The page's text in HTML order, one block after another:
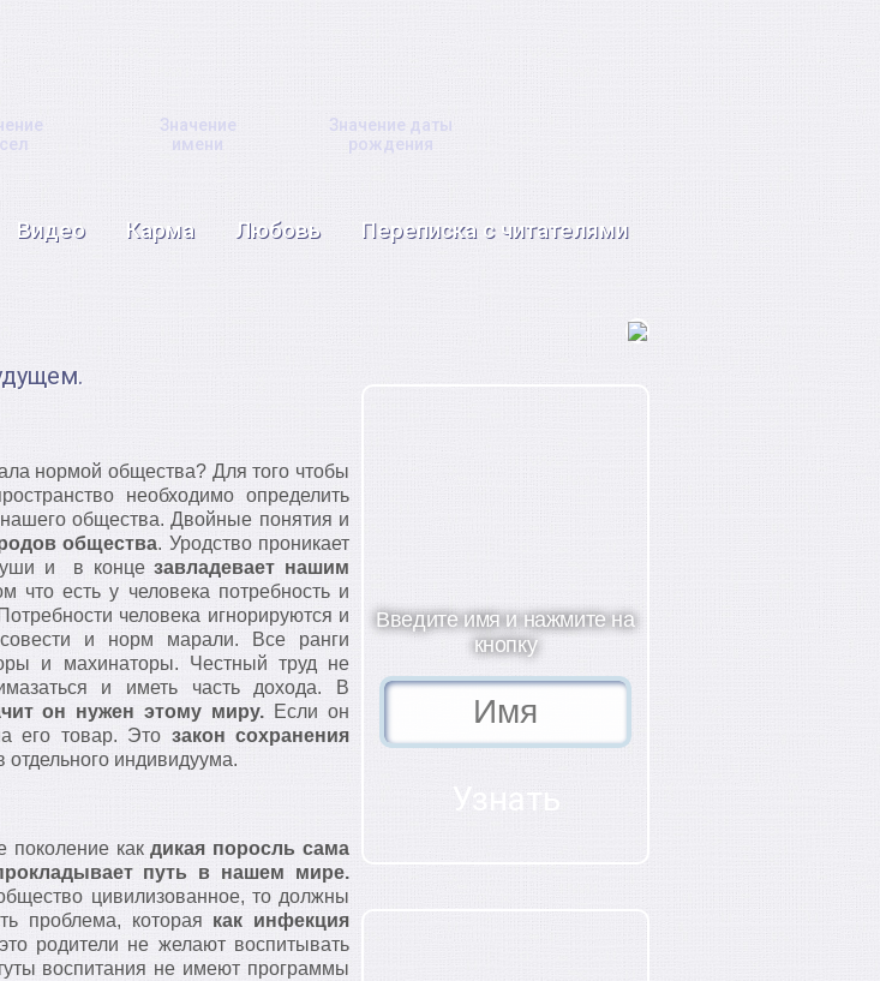
Значение
имени
Значение даты
рождения
Видео Карма Любовь Переписка с читателями
нормой общества? Для того чтобы
необходимо определить
общества. Двойные понятия и
общества. Уродство проникает
и в концезавладевает нашим
что есть у человека потребность и
человека игнорируются и
и норм марали. Все ранги
и махинаторы. Честный труд не
и иметь часть дохода. В
он нужен этому миру. Если он
его товар. Это закон сохранения
отдельного индивидуума.
поколение какдикая поросль сама
путь в нашем мире.
цивилизованное, то должны
проблема, которая как инфекция
родители не желают воспитывать
воспитания не имеют программы
Введите имя и нажмите на
кнопку